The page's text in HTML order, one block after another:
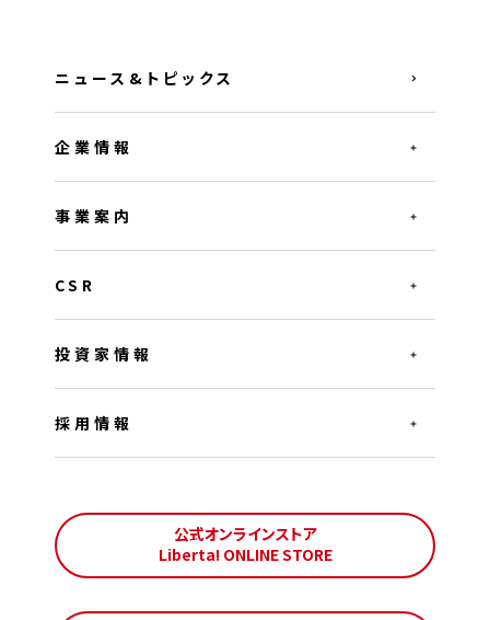
ニュース&トピックス
企業情報
事業案内
CSR
投資家情報
採用情報
公式オンラインストア
Liberta! ONLINE STORE